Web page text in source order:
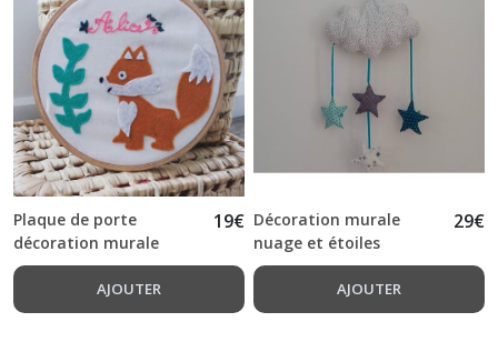
Plaque de porte
décoration murale
renard avec prénom
19€
AJOUTER
Décoration murale
nuage et étoiles
29€
AJOUTER
porte
(2)
Coussin
veilleuse
(1)
Afficher